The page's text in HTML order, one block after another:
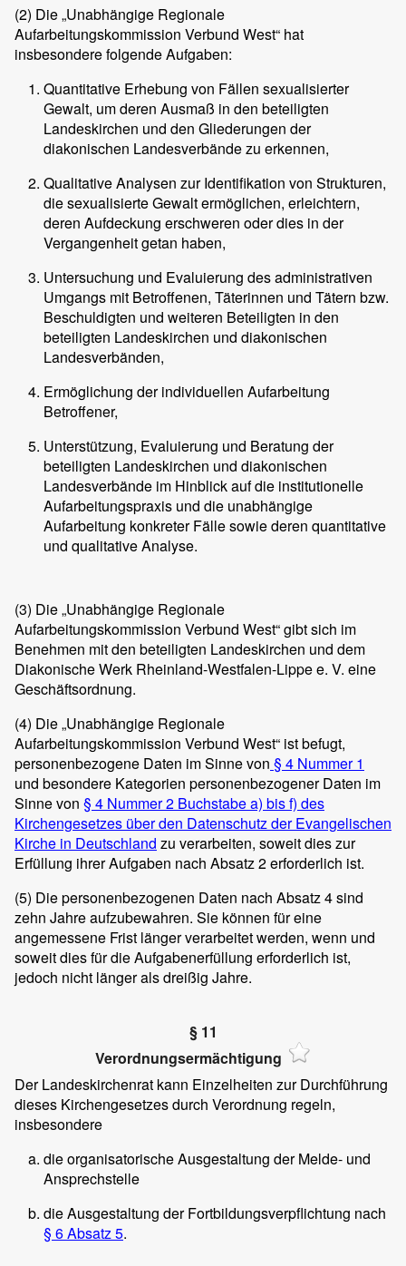
(2) Die „Unabhängige Regionale
Aufarbeitungskommission Verbund West“ hat
insbesondere folgende Aufgaben:
Quantitative Erhebung von Fällen sexualisierter
Gewalt, um deren Ausmaß in den beteiligten
Landeskirchen und den Gliederungen der
diakonischen Landesverbände zu erkennen,
Qualitative Analysen zur Identifikation von Strukturen,
die sexualisierte Gewalt ermöglichen, erleichtern,
deren Aufdeckung erschweren oder dies in der
Vergangenheit getan haben,
Untersuchung und Evaluierung des administrativen
Umgangs mit Betroffenen, Täterinnen und Tätern bzw.
Beschuldigten und weiteren Beteiligten in den
beteiligten Landeskirchen und diakonischen
Landesverbänden,
Ermöglichung der individuellen Aufarbeitung
Betroffener,
Unterstützung, Evaluierung und Beratung der
beteiligten Landeskirchen und diakonischen
Landesverbände im Hinblick auf die institutionelle
Aufarbeitungspraxis und die unabhängige
Aufarbeitung konkreter Fälle sowie deren quantitative
und qualitative Analyse.
(3) Die „Unabhängige Regionale
Aufarbeitungskommission Verbund West“ gibt sich im
Benehmen mit den beteiligten Landeskirchen und dem
Diakonische Werk Rheinland-Westfalen-Lippe e. V. eine
Geschäftsordnung.
(4) Die „Unabhängige Regionale
Aufarbeitungskommission Verbund West“ ist befugt,
personenbezogene Daten im Sinne von § 4 Nummer 1
und besondere Kategorien personenbezogener Daten im
Sinne von § 4 Nummer 2 Buchstabe a) bis f) des
Kirchengesetzes über den Datenschutz der Evangelischen
Kirche in Deutschland zu verarbeiten, soweit dies zur
Erfüllung ihrer Aufgaben nach Absatz 2 erforderlich ist.
(5) Die personenbezogenen Daten nach Absatz 4 sind
zehn Jahre aufzubewahren. Sie können für eine
angemessene Frist länger verarbeitet werden, wenn und
soweit dies für die Aufgabenerfüllung erforderlich ist,
jedoch nicht länger als dreißig Jahre.
§ 11
Verordnungsermächtigung
Der Landeskirchenrat kann Einzelheiten zur Durchführung
dieses Kirchengesetzes durch Verordnung regeln,
insbesondere
die organisatorische Ausgestaltung der Melde- und
Ansprechstelle
die Ausgestaltung der Fortbildungsverpflichtung nach
§ 6 Absatz 5.